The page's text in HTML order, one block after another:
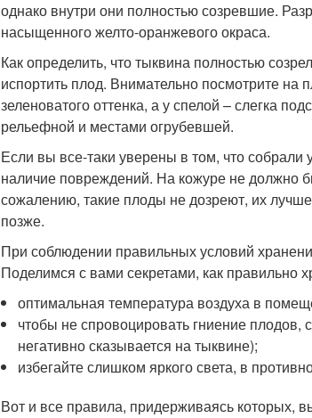
однако внутри они полностью созревшие.
насыщенного желто-оранжевого окраса.
Как определить, что тыквина полностью
испортить плод. Внимательно посмотрите на
зеленоватого оттенка, а у спелой – слегка
рельефной и местами огрубевшей.
Если вы все-таки уверены в том, что
наличие повреждений. На кожуре не должно
сожалению, такие плоды не дозреют, их
позже.
При соблюдении правильных условий
Поделимся с вами секретами, как правильно
оптимальная температура воздуха в
чтобы не спровоцировать гниение плодов,
негативно сказывается на тыквине);
избегайте слишком яркого света, в
Вот и все правила, придерживаясь которых,